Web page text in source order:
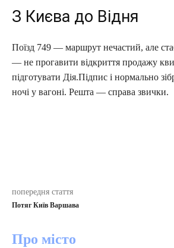
З Києва до Відня
Поїзд 749 — маршрут нечастий, але
— не прогавити відкриття продажу
підготувати Дія.Підпис і нормально
ночі у вагоні. Решта — справа звички.
попередня стаття
Потяг Київ Варшава
Про місто